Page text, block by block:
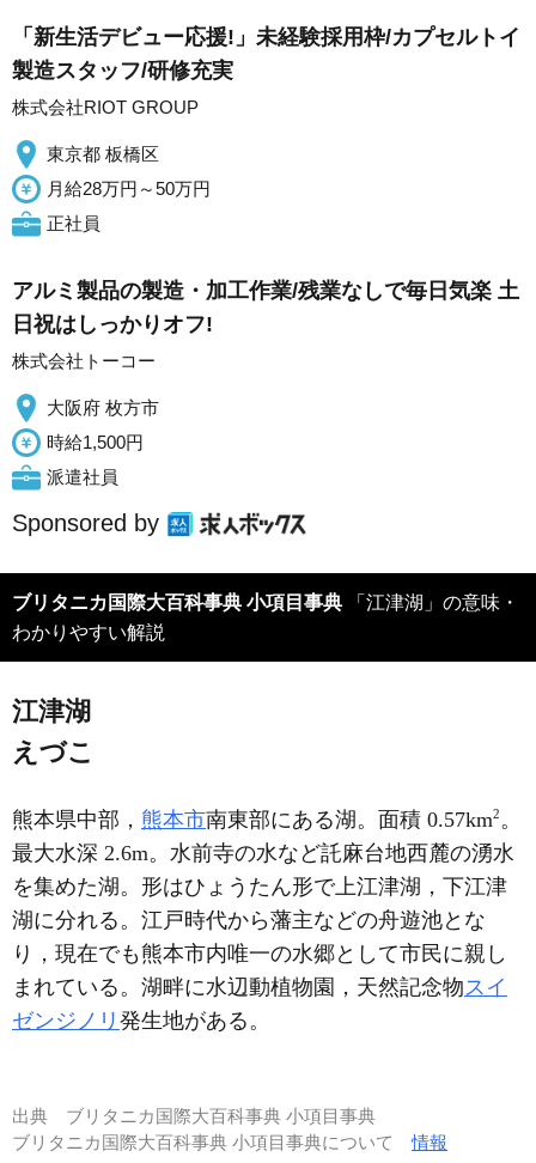
「新生活デビュー応援!」未経験採用枠/カプセルトイ
製造スタッフ/研修充実
株式会社RIOT GROUP
東京都 板橋区
月給28万円～50万円
正社員
アルミ製品の製造・加工作業/残業なしで毎日気楽 土
日祝はしっかりオフ!
株式会社トーコー
大阪府 枚方市
時給1,500円
派遣社員
Sponsored by
ブリタニカ国際大百科事典 小項目事典
わかりやすい解説
江津湖
えづこ
熊本県中部， 熊本市南東部にある湖。面積 0.57km2。
最大水深 2.6m。水前寺の水など託麻台地西麓の湧水
を集めた湖。形はひょうたん形で上江津湖，下江津
湖に分れる。江戸時代から藩主などの舟遊池とな
り，現在でも熊本市内唯一の水郷として市民に親し
まれている。湖畔に水辺動植物園，天然記念物スイ
ゼンジノリ 発生地がある。
出典 ブリタニカ国際大百科事典 小項目事典
ブリタニカ国際大百科事典 小項目事典について情報